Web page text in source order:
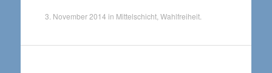
3. November 2014 in Mittelschicht, Wahlfreiheit.